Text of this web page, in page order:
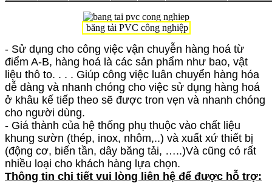
băng tải PVC công nghiệp
- Sử dụng cho công việc vận chuyễn hàng hoá từ
điểm A-B, hàng hoá là các sản phẩm như bao, vật
liệu thô to. . . . Giúp công việc luân chuyển hàng hóa
dễ dàng và nhanh chóng cho việc sử dụng hàng hoá
ở khâu kế tiếp theo sẽ được tron ​​vẹn và nhanh chóng
cho người dùng.
- Giá thành của hệ thống phụ thuộc vào chất liệu
khung sườn (thép, inox, nhôm,..) và xuất xứ thiết bị
(động cơ, biến tần, dây băng tải, …..)Và cũng có rất
nhiều loại cho khách hàng lựa chọn.
Thông tin chi tiết vui lòng liên hệ để được hỗ trợ: